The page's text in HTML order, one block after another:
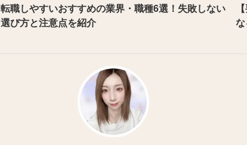
転職しやすいおすすめの業界・職種6選！失敗しない
選び方と注意点を紹介